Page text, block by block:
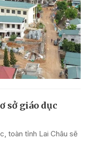
sở giáo dục
toàn tỉnh Lai Châu sẽ